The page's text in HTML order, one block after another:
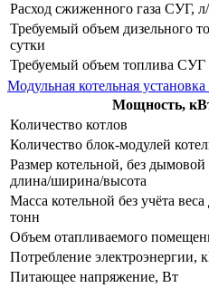
Расход сжиженного газа СУГ,
Требуемый объем дизельного
сутки
Требуемый объем топлива СУГ
Модульная котельная
Мощность,
Количество котлов
Количество блок-модулей
Размер котельной, без
длина/ширина/высота
Масса котельной без учёта
тонн
Объем отапливаемого
Потребление электроэнергии,
Питающее напряжение, Вт